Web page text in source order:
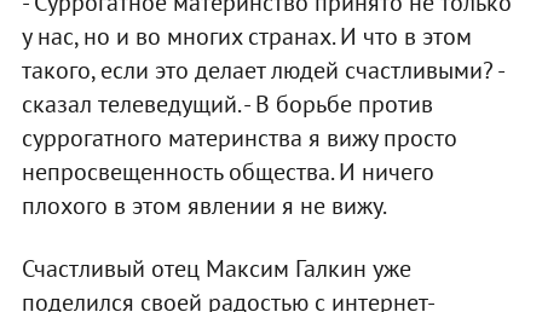
у нас, но и во многих странах. И что в этом
такого, если это делает людей счастливыми? -
сказал телеведущий. - В борьбе против
суррогатного материнства я вижу просто
непросвещенность общества. И ничего
плохого в этом явлении я не вижу.
Счастливый отец Максим Галкин уже
поделился своей радостью с интернет-